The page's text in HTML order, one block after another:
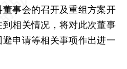
事会的召开及重组方案开
相关情况，将对此次董事
申请等相关事项作出进一